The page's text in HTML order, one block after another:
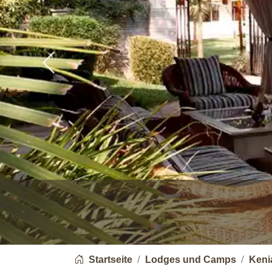
Previous
You are here:
Startseite Lodges und Camps